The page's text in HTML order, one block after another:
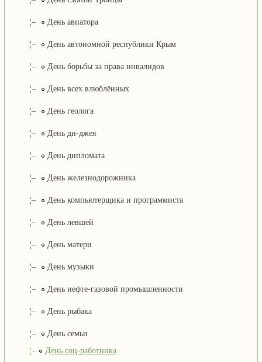
¦– День авиатора
¦– День автономной республики Крым
¦– День борьбы за права инвалидов
¦– День всех влюблённых
¦– День геолога
¦– День ди-джея
¦– День дипломата
¦– День железнодорожника
¦– День компьютерщика и программиста
¦– День левшей
¦– День матери
¦– День музыки
¦– День нефте-газовой промышленности
¦– День рыбака
¦–
День семьи
¦–
День соц-работника